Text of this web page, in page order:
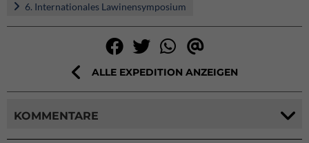
6. Internationales Lawinensymposium
ALLE EXPEDITION ANZEIGEN
KOMMENTARE